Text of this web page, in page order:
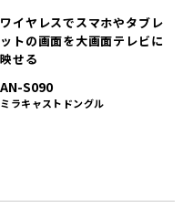
ワイヤレスでスマホやタブレ
ットの画面を大画面テレビに
映せる
AN-S090
ミラキャストドングル